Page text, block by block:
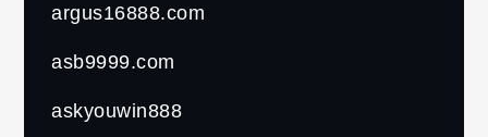
argus16888.com
asb9999.com
askyouwin888